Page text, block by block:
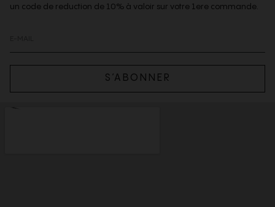
un code de reduction de 10% à valoir sur votre 1ere commande.
S’ABONNER